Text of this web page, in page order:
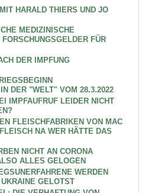
HARALD THIERS UND JO
MEDIZINISCHE
FÜR
DER IMPFUNG
DER "WELT" VOM 28.3.2022
IMPFAUFRUF LEIDER NICHT
FLEISCHFABRIKEN VON MAC
NA WER HÄTTE DAS
NICHT AN CORONA
ALLES GELOGEN
WERDEN
GELOTST